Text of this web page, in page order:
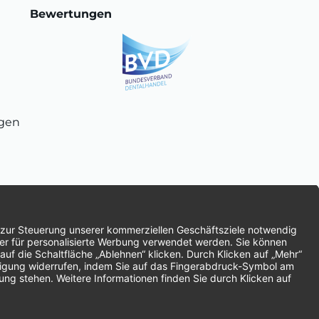
Bewertungen